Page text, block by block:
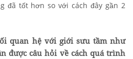
đã tốt hơn so với cách đây gần 2
quan hệ với giới sưu tầm như
được câu hỏi về cách quá trình